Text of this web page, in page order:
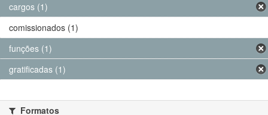
cargos (1)
comissionados (1)
funções (1)
gratificadas (1)
Formatos